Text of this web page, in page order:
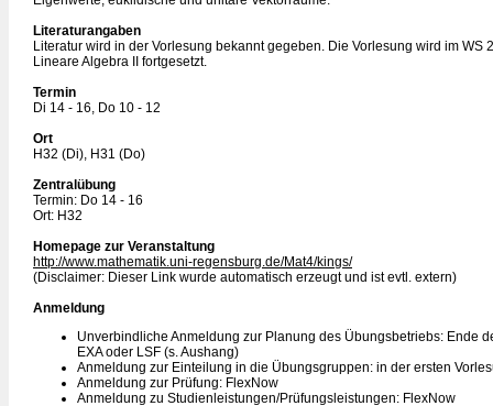
Literaturangaben
Literatur wird in der Vorlesung bekannt gegeben. Die Vorlesung wird im WS
Lineare Algebra II fortgesetzt.
Termin
Di 14 - 16, Do 10 - 12
Ort
H32 (Di), H31 (Do)
Zentralübung
Termin: Do 14 - 16
Ort: H32
Homepage zur Veranstaltung
http://www.mathematik.uni-regensburg.de/Mat4/kings/
(Disclaimer: Dieser Link wurde automatisch erzeugt und ist evtl. extern)
Anmeldung
Unverbindliche Anmeldung zur Planung des Übungsbetriebs: Ende
EXA oder LSF (s. Aushang)
Anmeldung zur Einteilung in die Übungsgruppen: in der ersten
Anmeldung zur Prüfung: FlexNow
Anmeldung zu Studienleistungen/Prüfungsleistungen: FlexNow